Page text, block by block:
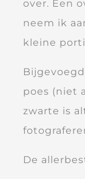
over. Een
neem ik
kleine
poes (niet
zwarte is
De